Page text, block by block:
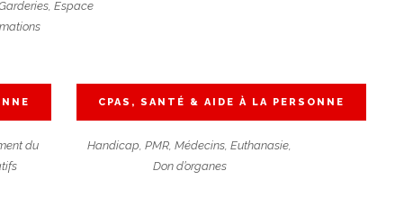
Espace
du
CPAS, SANTÉ & AIDE À LA PERSONNE
Handicap, PMR, Médecins, Euthanasie,
Don d’organes